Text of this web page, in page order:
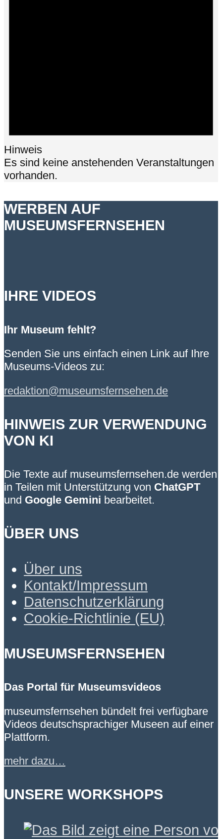
Hinweis
Es sind keine anstehenden Veranstaltungen
vorhanden.
WERBEN AUF
MUSEUMSFERNSEHEN
IHRE VIDEOS
Ihr Museum fehlt?
Senden Sie uns einfach einen Link auf Ihre
Museums-Videos zu:
redaktion@museumsfernsehen.de
HINWEIS ZUR VERWENDUNG
VON KI
Die Texte auf museumsfernsehen.de werden
in Teilen mit Unterstützung von ChatGPT
und Google Gemini bearbeitet.
ÜBER UNS
Über uns
Kontakt/Impressum
Datenschutzerklärung
Cookie-Richtlinie (EU)
MUSEUMSFERNSEHEN
Das Portal für Museumsvideos
museumsfernsehen bündelt frei verfügbare
Videos deutschsprachiger Museen auf einer
Plattform.
mehr dazu…
UNSERE WORKSHOPS